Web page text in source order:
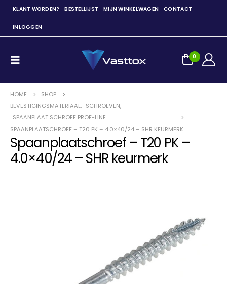
KLANT WORDEN? BESTELLIJST MIJN WINKELWAGEN CONTACT
INLOGGEN
0
HOME
SHOP
BEVESTIGINGSMATERIAAL, SCHROEVEN,
SPAANPLAAT SCHROEF PROF-LINE
SPAANPLAATSCHROEF – T20 PK – 4.0×40/24 – SHR KEURMERK
Spaanplaatschroef – T20 PK –
4.0×40/24 – SHR keurmerk